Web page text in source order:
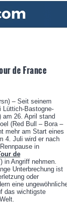
de France
– Seit seinem
Lüttich-Bastogne-
am 26. April stand
(Red Bull – Bora –
mehr am Start eines
4. Juli wird er nach
in
de
in Angriff nehmen.
Unterbrechung ist
oder
eine
das wichtigste